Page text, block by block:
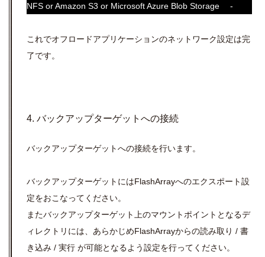
NFS or Amazon S3 or Microsoft Azure Blob Storage -
これでオフロードアプリケーションのネットワーク設定は完
了です。
4. バックアップターゲットへの接続
バックアップターゲットへの接続を行います。
バックアップターゲットにはFlashArrayへのエクスポート設
定をおこなってください。
またバックアップターゲット上のマウントポイントとなるデ
ィレクトリには、あらかじめFlashArrayからの読み取り / 書
き込み / 実行 が可能となるよう設定を行ってください。